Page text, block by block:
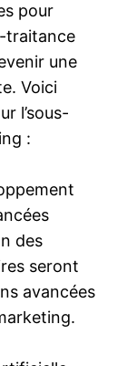
pour
traitance
une
Voici
l’sous-
:
des
seront
avancées